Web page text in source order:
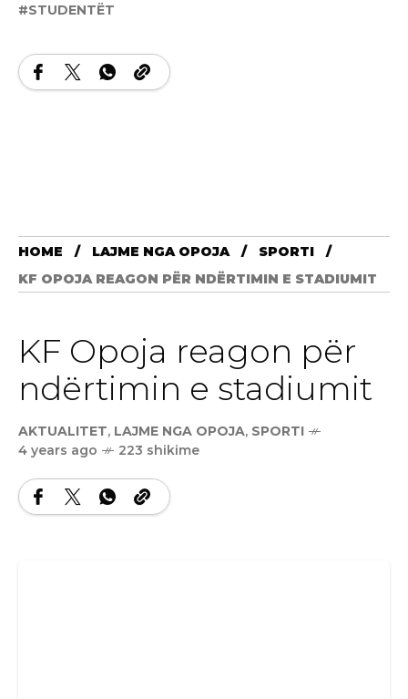
STUDENTËT
HOME LAJME NGA OPOJA
SPORTI
KF OPOJA REAGON PËR NDËRTIMIN E STADIUMIT
KF Opoja reagon për
ndërtimin e stadiumit
AKTUALITET, LAJME NGA OPOJA, SPORTI
4 years ago
223 shikime